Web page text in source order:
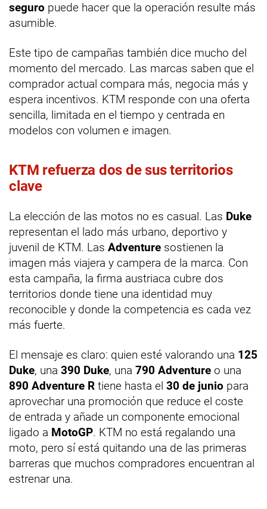
seguro puede hacer que la operación resulte más
asumible.
Este tipo de campañas también dice mucho del
momento del mercado. Las marcas saben que el
comprador actual compara más, negocia más y
espera incentivos. KTM responde con una oferta
sencilla, limitada en el tiempo y centrada en
modelos con volumen e imagen.
KTM refuerza dos de sus territorios
clave
La elección de las motos no es casual. Las Duke
representan el lado más urbano, deportivo y
juvenil de KTM. Las Adventure sostienen la
imagen más viajera y campera de la marca. Con
esta campaña, la firma austriaca cubre dos
territorios donde tiene una identidad muy
reconocible y donde la competencia es cada vez
más fuerte.
El mensaje es claro: quien esté valorando una 125
Duke, una 390 Duke, una 790 Adventure o una
890 Adventure R tiene hasta el 30 de junio para
aprovechar una promoción que reduce el coste
de entrada y añade un componente emocional
ligado a MotoGP. KTM no está regalando una
moto, pero sí está quitando una de las primeras
barreras que muchos compradores encuentran al
estrenar una.